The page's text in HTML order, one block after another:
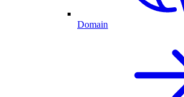
Domain